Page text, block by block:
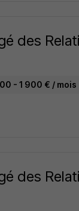
des
- 1 900 € / mois
des